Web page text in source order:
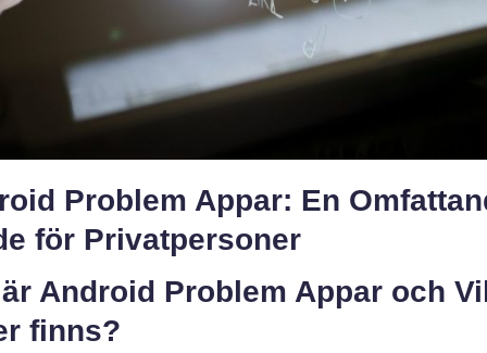
Problem Appar: En
för Privatpersoner
Android Problem Appar och
finns?